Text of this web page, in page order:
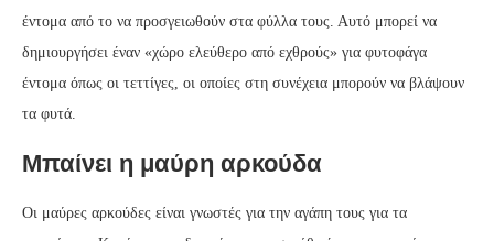
έντομα από το να προσγειωθούν στα φύλλα τους. Αυτό μπορεί να
δημιουργήσει έναν «χώρο ελεύθερο από εχθρούς» για φυτοφάγα
έντομα όπως οι τεττίγες, οι οποίες στη συνέχεια μπορούν να βλάψουν
τα φυτά.
Μπαίνει η μαύρη αρκούδα
Οι μαύρες αρκούδες είναι γνωστές για την αγάπη τους για τα